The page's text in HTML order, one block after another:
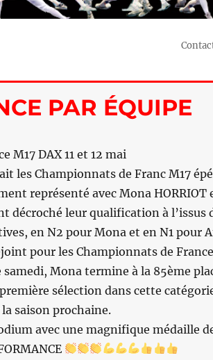
PAR ÉQUIPE
M17 DAX 11 et 12 mai
les Championnats de Franc M17
représenté avec Mona HORRIOT
décroché leur qualification à l’issus
en N2 pour Mona et en N1 pour
pour les Championnats de
Mona termine à la 85ème
sélection dans cette
saison prochaine.
avec une magnifique médaille